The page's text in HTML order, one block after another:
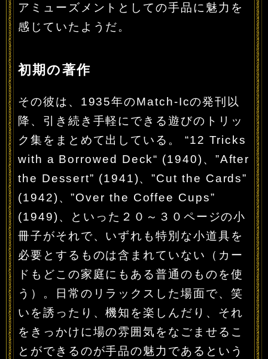
アミューズメントとしての手品に魅力を
感じていたようだ。
初期の著作
その彼は、1935年のMatch-Icの発刊以
降、引き続き手軽にできる遊びのトリッ
ク集をまとめて出している。 “12 Tricks
with a Borrowed Deck“ (1940)、”After
the Dessert” (1941)、”Cut the Cards”
(1942)、”Over the Coffee Cups”
(1949)、といった２０～３０ページの小
冊子がそれで、いずれも特別な小道具を
必要とするものは含まれていない（カー
ドもどこの家庭にもある普通のものを使
う）。日常のリラックスした場面で、笑
いを誘ったり、機知を楽しんだり、それ
をきっかけに場の雰囲気をなごませるこ
とができるのが手品の魅力であるという